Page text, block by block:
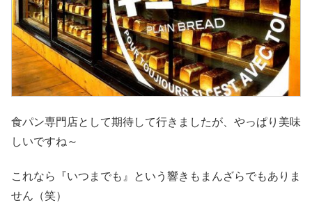
食パン専門店として期待して行きましたが、やっぱり美味
しいですね～
これなら『いつまでも』という響きもまんざらでもありま
せん（笑）